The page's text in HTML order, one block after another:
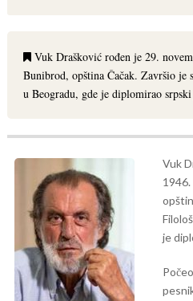
Vuk Drašković rođen je 29.
Bunibrod, opština Čačak. Završio
u Beogradu, gde je diplomirao
Vuk
je